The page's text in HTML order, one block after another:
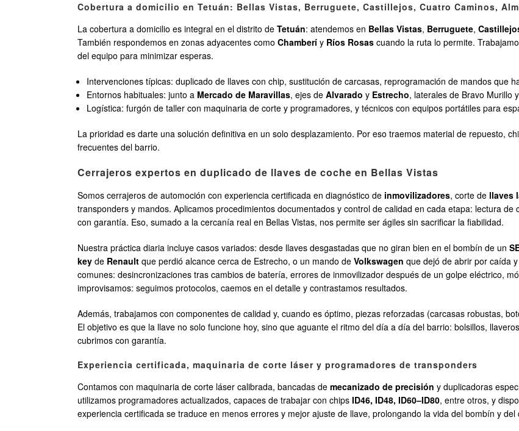
Cobertura a domicilio en Tetuán: Bellas Vistas, Berruguete, Castillejos, Cuatro Caminos,
La cobertura a domicilio es integral en el distrito de Tetuán: atendemos en Bellas Vistas, Berruguete,
También respondemos en zonas adyacentes como Chamberí y Ríos Rosas cuando la ruta lo permite.
del equipo para minimizar esperas.
Intervenciones típicas: duplicado de llaves con chip, sustitución de carcasas, reprogramación de mandos que
Entornos habituales: junto a Mercado de Maravillas, ejes deAlvarado y Estrecho, laterales de Bravo Murillo
Logística: furgón de taller con maquinaria de corte y programadores, y técnicos con equipos portátiles para
La prioridad es darte una solución definitiva en un solo desplazamiento. Por eso traemos material de repuesto,
frecuentes del barrio.
Cerrajeros expertos en duplicado de llaves de coche en Bellas Vistas
Somos cerrajeros de automoción con experiencia certificada en diagnóstico de inmovilizadores, corte de llaves
transponders y mandos. Aplicamos procedimientos documentados y control de calidad en cada etapa: lectura
con garantía. Eso, sumado a la cercanía real en Bellas Vistas, nos permite ser ágiles sin sacrificar la fiabilidad.
Nuestra práctica diaria incluye casos variados: desde llaves desgastadas que no giran bien en el bombín de un
key de Renault que perdió alcance cerca de Estrecho, o un mando de Volkswagen que dejó de abrir por caída
comunes: desincronizaciones tras cambios de batería, errores de inmovilizador después de un golpe eléctrico,
improvisamos: seguimos protocolos, caemos en el detalle y contrastamos resultados.
Además, trabajamos con componentes de calidad y, cuando es óptimo, piezas reforzadas (carcasas robustas,
El objetivo es que la llave no solo funcione hoy, sino que aguante el ritmo del día a día del barrio: bolsillos,
cubrimos con garantía.
Experiencia certificada, maquinaria de corte láser y programadores de transponders
Contamos con maquinaria de corte láser calibrada, bancadas de mecanizado de precisión y duplicadoras
utilizamos programadores actualizados, capaces de trabajar con chips ID46, ID48, ID60–ID80, entre otros, y
experiencia certificada se traduce en menos errores y mejor ajuste de llave, prolongando la vida del bombín y del